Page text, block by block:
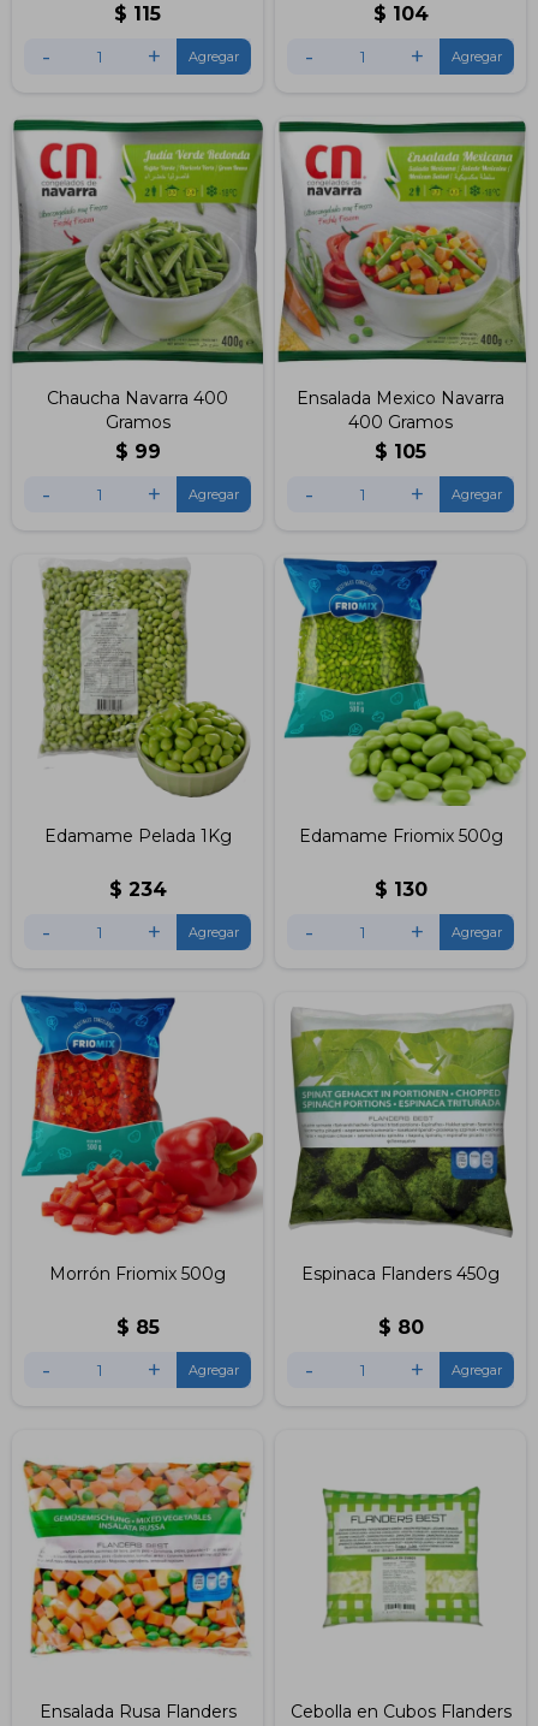
$ 115
- +
$ 104
- +
Chaucha Navarra 400
Gramos
$ 99
- +
Ensalada Mexico Navarra
400 Gramos
$ 105
- +
Edamame Pelada 1Kg
$ 234
- +
Edamame Friomix 500g
$ 130
- +
Morrón Friomix 500g
$ 85
- +
Espinaca Flanders 450g
$ 80
- +
Ensalada Rusa Flanders
Cebolla en Cubos Flanders